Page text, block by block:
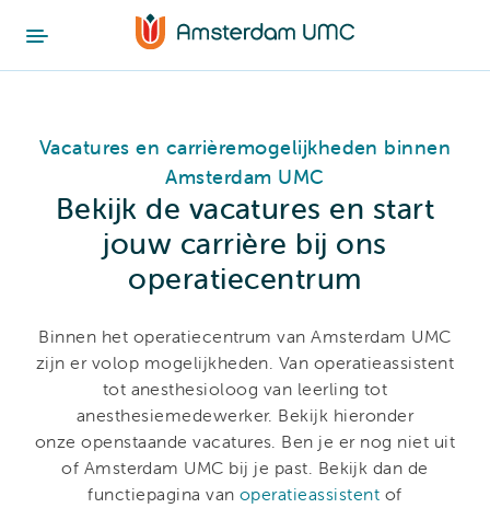
Bekijk de vacatures en start
jouw carrière bij ons
operatiecentrum
Vacatures en carrièremogelijkheden binnen
Amsterdam UMC
Binnen het operatiecentrum van Amsterdam UMC
zijn er volop mogelijkheden. Van operatieassistent
tot anesthesioloog van leerling tot
anesthesiemedewerker. Bekijk hieronder
onze openstaande vacatures. Ben je er nog niet uit
of Amsterdam UMC bij je past. Bekijk dan de
functiepagina van operatieassistent of